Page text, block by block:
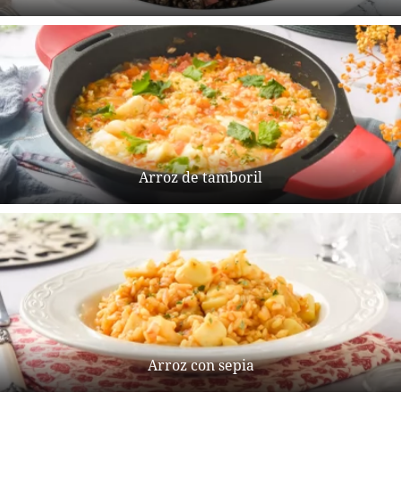
Arroz de tamboril
Arroz con sepia